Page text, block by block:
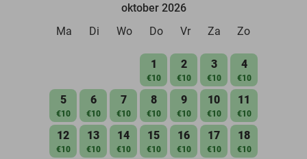
oktober 2026
Ma
Di Wo Do Vr Za Zo
1
€10
2
€10
3
€10
4
€10
5
€10
6
€10
7
€10
8
€10
9
€10
10
€10
11
€10
12
€10
13
€10
14
€10
15
€10
16
€10
17
€10
18
€10